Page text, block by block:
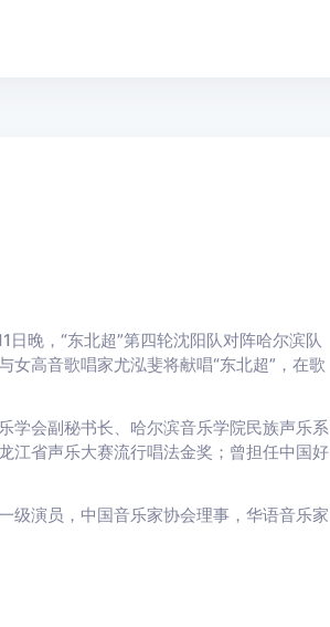
晚，“东北超”第四轮沈阳队对阵哈尔滨队
女高音歌唱家尤泓斐将献唱“东北超”，在歌
会副秘书长、哈尔滨音乐学院民族声乐系
江省声乐大赛流行唱法金奖；曾担任中国好
演员，中国音乐家协会理事，华语音乐家